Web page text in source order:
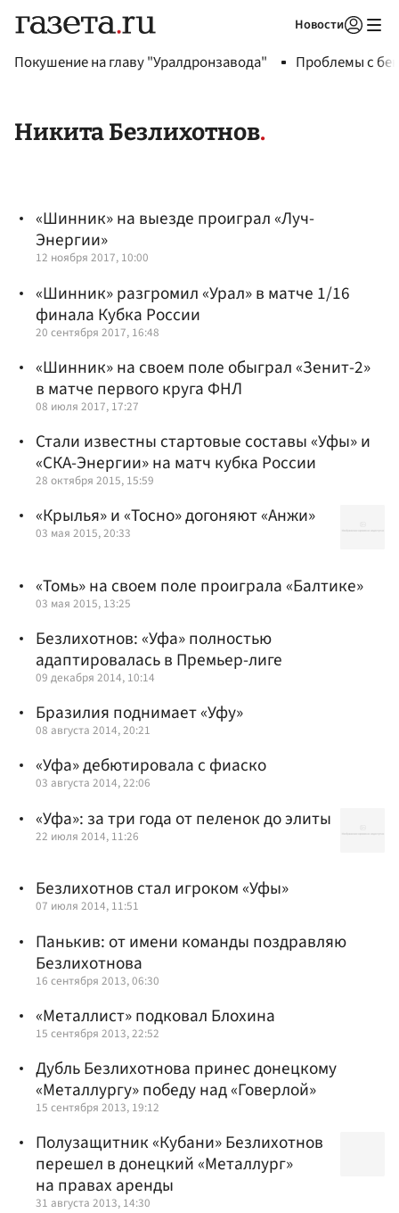
Новости
Покушение на главу "Уралдронзавода" Проблемы с
Никита Безлихотнов
«Шинник» на выезде проиграл «Луч-
Энергии»
12 ноября 2017, 10:00
«Шинник» разгромил «Урал» в матче 1/16
финала Кубка России
20 сентября 2017, 16:48
«Шинник» на своем поле обыграл «Зенит-2»
в матче первого круга ФНЛ
08 июля 2017, 17:27
Стали известны стартовые составы «Уфы» и
«СКА-Энергии» на матч кубка России
28 октября 2015, 15:59
«Крылья» и «Тосно» догоняют «Анжи»
03 мая 2015, 20:33
«Томь» на своем поле проиграла «Балтике»
03 мая 2015, 13:25
Безлихотнов: «Уфа» полностью
адаптировалась в Премьер-лиге
09 декабря 2014, 10:14
Бразилия поднимает «Уфу»
08 августа 2014, 20:21
«Уфа» дебютировала с фиаско
03 августа 2014, 22:06
«Уфа»: за три года от пеленок до элиты
22 июля 2014, 11:26
Безлихотнов стал игроком «Уфы»
07 июля 2014, 11:51
Панькив: от имени команды поздравляю
Безлихотнова
16 сентября 2013, 06:30
«Металлист» подковал Блохина
15 сентября 2013, 22:52
Дубль Безлихотнова принес донецкому
«Металлургу» победу над «Говерлой»
15 сентября 2013, 19:12
Полузащитник «Кубани» Безлихотнов
перешел в донецкий «Металлург»
на правах аренды
31 августа 2013, 14:30